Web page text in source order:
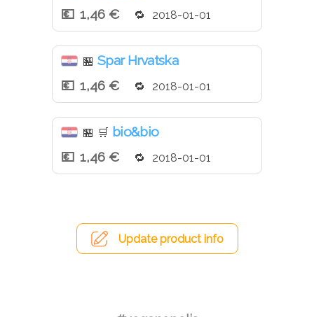
1,46 €
2018-01-01
🏪 Spar Hrvatska
1,46 €
2018-01-01
🏪 🛒 bio&bio
1,46 €
2018-01-01
Update product info